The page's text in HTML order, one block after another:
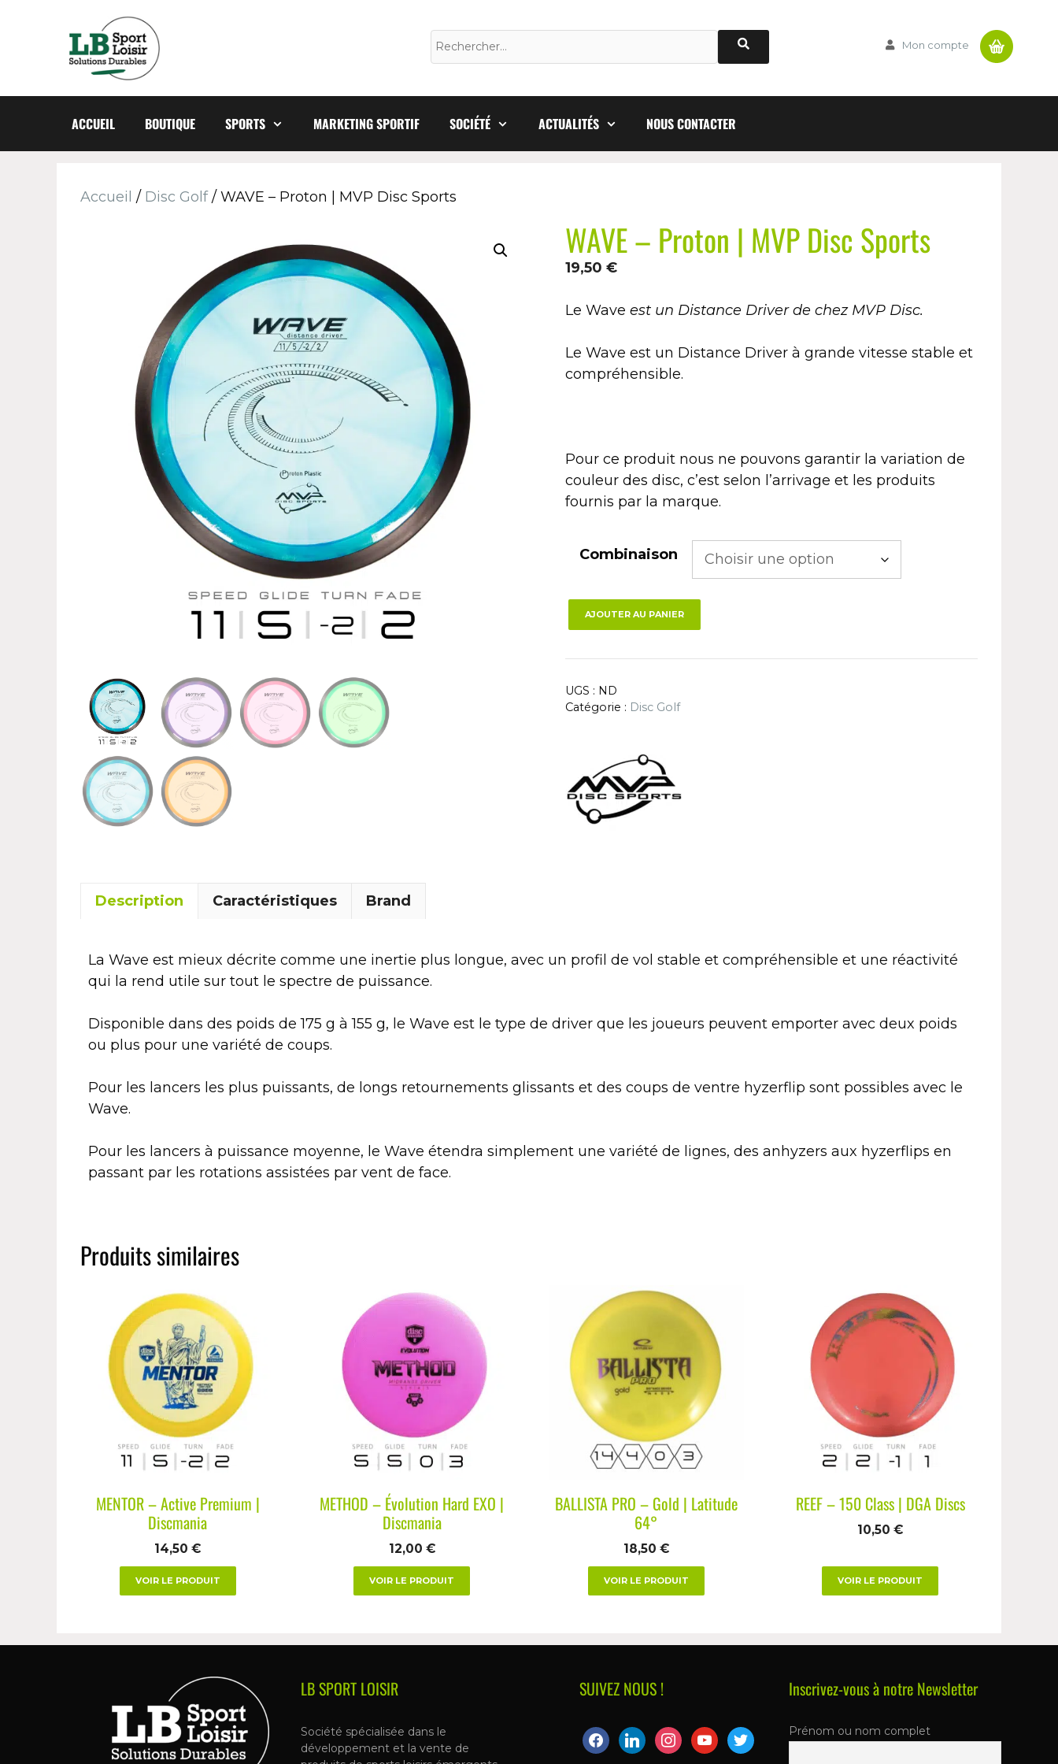
Mon compte Panier
ACCUEIL BOUTIQUE SPORTS MARKETING SPORTIF SOCIÉTÉ ACTUALITÉS NOUS CONTACTER
Accueil / Disc Golf/ WAVE – Proton | MVP Disc Sports
WAVE – Proton | MVP Disc Sports
19,50 €
Le Wave est un Distance Driver de chez MVP Disc.
Le Wave est un Distance Driver à grande vitesse stable et
compréhensible.
Pour ce produit nous ne pouvons garantir la variation de
couleur des disc, c’est selon l’arrivage et les produits
fournis par la marque.
Combinaison
AJOUTER AU PANIER
UGS : ND
Catégorie : Disc Golf
Description Caractéristiques Brand
La Wave est mieux décrite comme une inertie plus longue, avec un profil de vol stable et compréhensible et une réactivité
qui la rend utile sur tout le spectre de puissance.
Disponible dans des poids de 175 g à 155 g, le Wave est le type de driver que les joueurs peuvent emporter avec deux poids
ou plus pour une variété de coups.
Pour les lancers les plus puissants, de longs retournements glissants et des coups de ventre hyzerflip sont possibles avec le
Wave.
Pour les lancers à puissance moyenne, le Wave étendra simplement une variété de lignes, des anhyzers aux hyzerflips en
passant par les rotations assistées par vent de face.
Produits similaires
MENTOR – Active Premium |
Discmania
14,50€
VOIR LE PRODUIT
METHOD – Évolution Hard EXO |
Discmania
12,00 €
VOIR LE PRODUIT
BALLISTA PRO – Gold | Latitude
64°
18,50 €
VOIR LE PRODUIT
REEF – 150 Class | DGA Discs
10,50€
VOIR LE PRODUIT
LB SPORT LOISIR
Société spécialisée dans le
développement et la vente de
SUIVEZ NOUS ! Inscrivez-vous à notre Newsletter
Prénom ou nom complet